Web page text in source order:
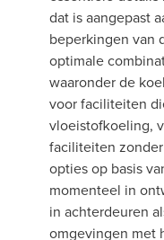
dat is aangepast
beperkingen van
optimale
waaronder de
voor faciliteiten
vloeistofkoeling,
faciliteiten
opties op basis
momenteel in
in achterdeuren
omgevingen met